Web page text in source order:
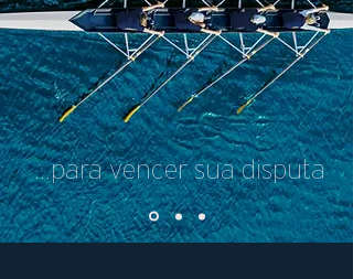
...para vencer sua disputa